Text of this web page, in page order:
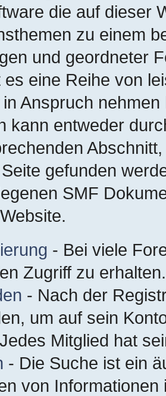
die auf dieser
zu einem
und geordneter
es eine Reihe von
Anspruch
kann entweder
gefunden
SMF
- Bei viele
Zugriff zu erhalten.
- Nach der
um auf sein
Mitglied hat
- Die Suche ist ein
von